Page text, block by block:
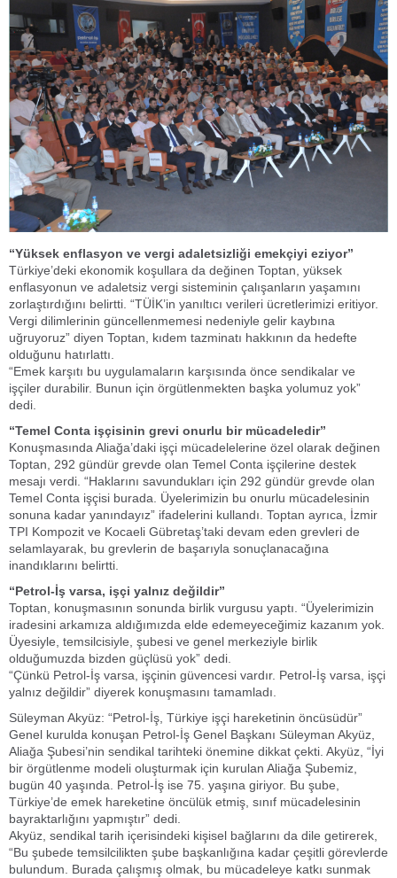
“Yüksek enflasyon ve vergi adaletsizliği emekçiyi eziyor”
Türkiye’deki ekonomik koşullara da değinen Toptan, yüksek
enflasyonun ve adaletsiz vergi sisteminin çalışanların yaşamını
zorlaştırdığını belirtti. “TÜİK’in yanıltıcı verileri ücretlerimizi eritiyor.
Vergi dilimlerinin güncellenmemesi nedeniyle gelir kaybına
uğruyoruz” diyen Toptan, kıdem tazminatı hakkının da hedefte
olduğunu hatırlattı.
“Emek karşıtı bu uygulamaların karşısında önce sendikalar ve
işçiler durabilir. Bunun için örgütlenmekten başka yolumuz yok”
dedi.
“Temel Conta işçisinin grevi onurlu bir mücadeledir”
Konuşmasında Aliağa’daki işçi mücadelelerine özel olarak değinen
Toptan, 292 gündür grevde olan Temel Conta işçilerine destek
mesajı verdi. “Haklarını savundukları için 292 gündür grevde olan
Temel Conta işçisi burada. Üyelerimizin bu onurlu mücadelesinin
sonuna kadar yanındayız” ifadelerini kullandı. Toptan ayrıca, İzmir
TPI Kompozit ve Kocaeli Gübretaş’taki devam eden grevleri de
selamlayarak, bu grevlerin de başarıyla sonuçlanacağına
inandıklarını belirtti.
“Petrol-İş varsa, işçi yalnız değildir”
Toptan, konuşmasının sonunda birlik vurgusu yaptı. “Üyelerimizin
iradesini arkamıza aldığımızda elde edemeyeceğimiz kazanım yok.
Üyesiyle, temsilcisiyle, şubesi ve genel merkeziyle birlik
olduğumuzda bizden güçlüsü yok” dedi.
“Çünkü Petrol-İş varsa, işçinin güvencesi vardır. Petrol-İş varsa, işçi
yalnız değildir” diyerek konuşmasını tamamladı.
Süleyman Akyüz: “Petrol-İş, Türkiye işçi hareketinin öncüsüdür”
Genel kurulda konuşan Petrol-İş Genel Başkanı Süleyman Akyüz,
Aliağa Şubesi’nin sendikal tarihteki önemine dikkat çekti. Akyüz, “İyi
bir örgütlenme modeli oluşturmak için kurulan Aliağa Şubemiz,
bugün 40 yaşında. Petrol-İş ise 75. yaşına giriyor. Bu şube,
Türkiye’de emek hareketine öncülük etmiş, sınıf mücadelesinin
bayraktarlığını yapmıştır” dedi.
Akyüz, sendikal tarih içerisindeki kişisel bağlarını da dile getirerek,
“Bu şubede temsilcilikten şube başkanlığına kadar çeşitli görevlerde
bulundum. Burada çalışmış olmak, bu mücadeleye katkı sunmak